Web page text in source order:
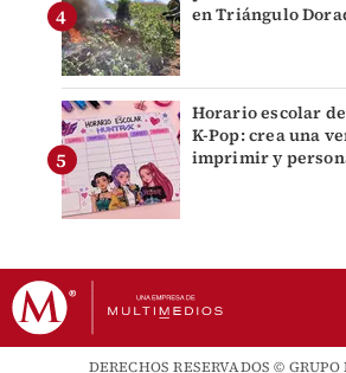
en Triángulo
Horario escolar
K-Pop: crea una
imprimir y
DERECHOS RESERVADOS ©